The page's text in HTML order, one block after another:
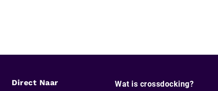
Direct Naar
Wat is crossdocking?